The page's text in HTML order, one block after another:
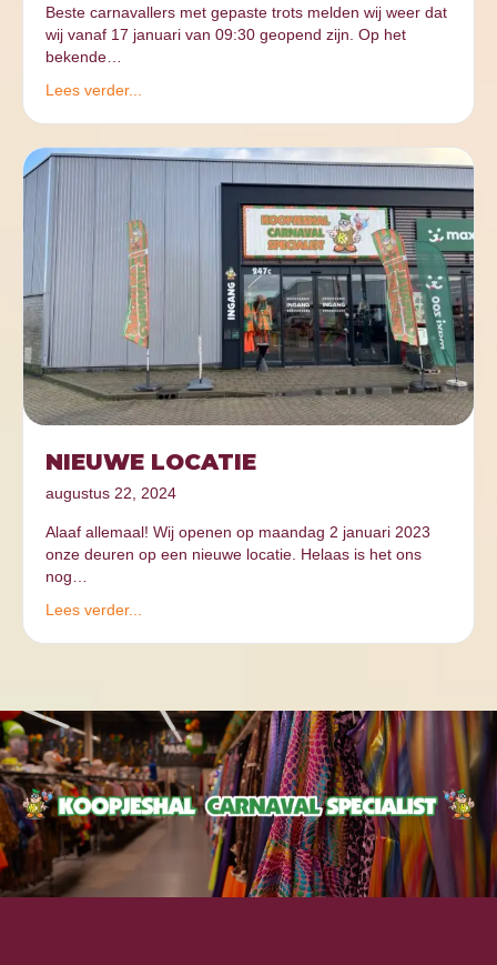
Beste carnavallers met gepaste trots melden wij weer dat
wij vanaf 17 januari van 09:30 geopend zijn. Op het
bekende…
Lees verder...
NIEUWE LOCATIE
augustus 22, 2024
Alaaf allemaal! Wij openen op maandag 2 januari 2023
onze deuren op een nieuwe locatie. Helaas is het ons
nog…
Lees verder...